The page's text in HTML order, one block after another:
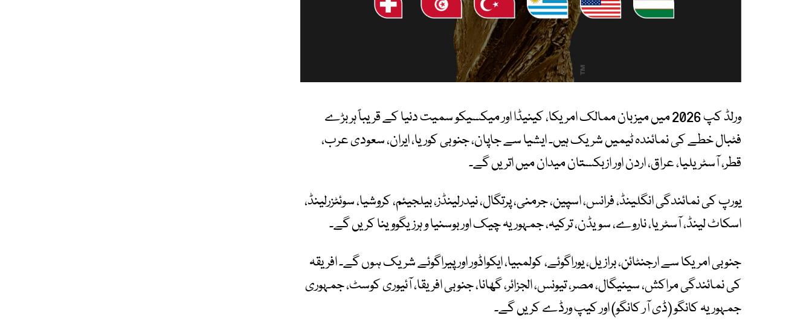
ورلڈ کپ 2026 میں میزبان ممالک امریکا، کینیڈا اور میکسیکو سمیت دنیا کے قریباً ہر بڑے
فٹبال خطے کی نمائندہ ٹیمیں شریک ہیں۔ ایشیا سے جاپان، جنوبی کوریا، ایران، سعودی عرب،
قطر، آسٹریلیا، عراق، اردن اور ازبکستان میدان میں اتریں گے۔
یورپ کی نمائندگی انگلینڈ، فرانس، اسپین، جرمنی، پرتگال، نیدرلینڈز، بیلجیئم، کروشیا، سوئٹزرلینڈ،
اسکاٹ لینڈ، آسٹریا، ناروے، سویڈن، ترکیہ، جمہوریہ چیک اور بوسنیا و ہرزیگووینا کریں گے۔
جنوبی امریکا سے ارجنٹائن، برازیل، یوراگوئے، کولمبیا، ایکواڈور اور پیراگوئے شریک ہوں گے۔ افریقہ
کی نمائندگی مراکش، سینیگال، مصر، تیونس، الجزائر، گھانا، جنوبی افریقا، آئیوری کوسٹ، جمہوری
جمہوریہ کانگو (ڈی آر کانگو) اور کیپ ورڈے کریں گے۔